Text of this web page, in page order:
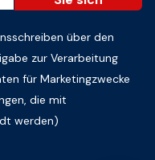
über den
zur Verarbeitung
für Marketingzwecke
die mit
werden)